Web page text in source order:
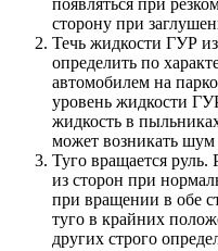
появляться при
сторону при
Течь жидкости ГУР
определить по
автомобилем на
уровень жидкости
жидкость в
может возникать шум
Туго вращается руль.
из сторон при
при вращении в обе
туго в крайних
других строго